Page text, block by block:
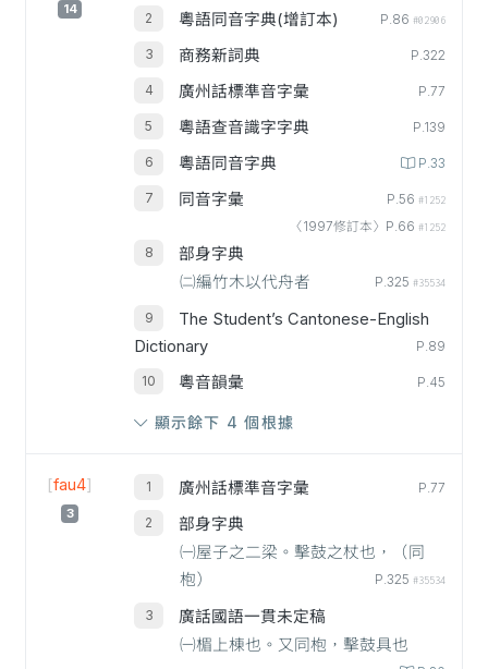
14
粵語同音字典(增訂本) P.86 #02906
商務新詞典 P.322
廣州話標準音字彙 P.77
粵語查音識字字典 P.139
粵語同音字典 P.33
同音字彙 P.56 #1252
〈1997修訂本〉P.66 #1252
部身字典
㈡編竹木以代舟者
P.325 #35534
The Student’s Cantonese-English
Dictionary
P.89
粵音韻彙 P.45
顯示餘下 4 個根據
[fau4]
3
廣州話標準音字彙 P.77
部身字典
㈠屋子之二梁。擊鼓之杖也，（同
枹）
P.325 #35534
廣話國語一貫未定稿
㈠楣上棟也。又同枹，擊鼓具也